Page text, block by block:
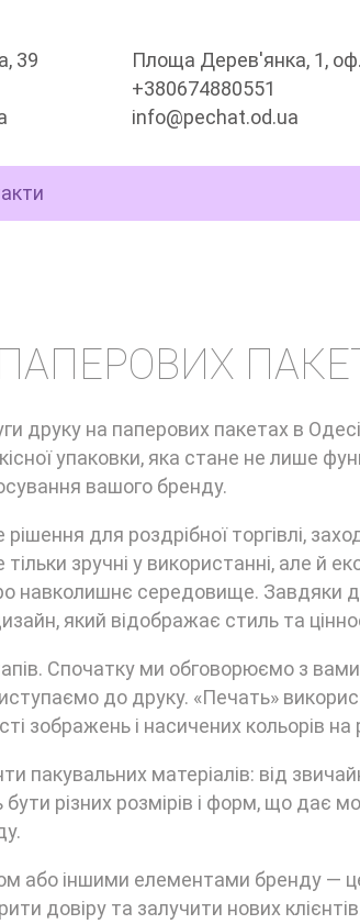
39
Площа Дерев'янка, 1,
+380674880551
info@pechat.od.ua
друку на паперових пакетах в
упаковки, яка стане не лише
вашого бренду.
для роздрібної торгівлі,
зручні у використанні, але й
навколишнє середовище. Завдяки
який відображає стиль та
Спочатку ми обговорюємо з
до друку. «Печать»
зображень і насичених кольорів на
пакувальних матеріалів: від
різних розмірів і форм, що дає
або іншими елементами бренду —
довіру та залучити нових